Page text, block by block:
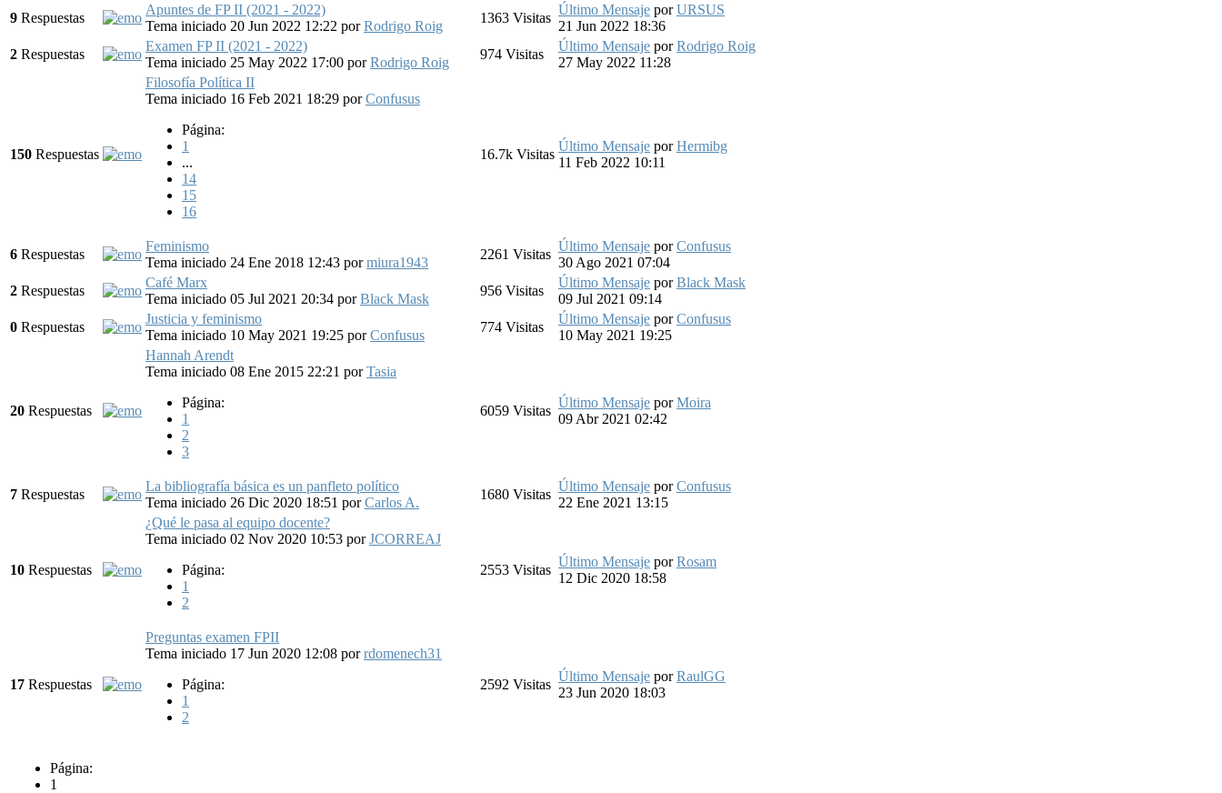
9 Respuestas
Apuntes de FP II (2021 - 2022)
Tema iniciado 20 Jun 2022 12:22 porRodrigo Roig
1363 Visitas
Último Mensaje porURSUS
21 Jun 2022 18:36
2 Respuestas
Examen FP II (2021 - 2022)
Tema iniciado 25 May 2022 17:00 porRodrigo Roig
974 Visitas
Último Mensaje porRodrigo Roig
27 May 2022 11:28
150 Respuestas
Filosofía Política II
Tema iniciado 16 Feb 2021 18:29 porConfusus
Página:
1
...
14
15
16
16.7k Visitas
Último Mensaje porHermibg
11 Feb 2022 10:11
6 Respuestas
Feminismo
Tema iniciado 24 Ene 2018 12:43 pormiura1943
2261 Visitas
Último Mensaje porConfusus
30 Ago 2021 07:04
2 Respuestas
Café Marx
Tema iniciado 05 Jul 2021 20:34 porBlack Mask
956 Visitas
Último Mensaje porBlack Mask
09 Jul 2021 09:14
0 Respuestas
Justicia y feminismo
Tema iniciado 10 May 2021 19:25 porConfusus
774 Visitas
Último Mensaje porConfusus
10 May 2021 19:25
20 Respuestas
Hannah Arendt
Tema iniciado 08 Ene 2015 22:21 porTasia
Página:
1
2
3
6059 Visitas
Último Mensaje porMoira
09 Abr 2021 02:42
7 Respuestas
La bibliografía básica es un panfleto político
Tema iniciado 26 Dic 2020 18:51 porCarlos A.
1680 Visitas
Último Mensaje porConfusus
22 Ene 2021 13:15
10 Respuestas
¿Qué le pasa al equipo docente?
Tema iniciado 02 Nov 2020 10:53 porJCORREAJ
Página:
1
2
2553 Visitas
Último Mensaje porRosam
12 Dic 2020 18:58
17 Respuestas
Preguntas examen FPII
Tema iniciado 17 Jun 2020 12:08 porrdomenech31
Página:
1
2
2592 Visitas
Último Mensaje porRaulGG
23 Jun 2020 18:03
Página:
1